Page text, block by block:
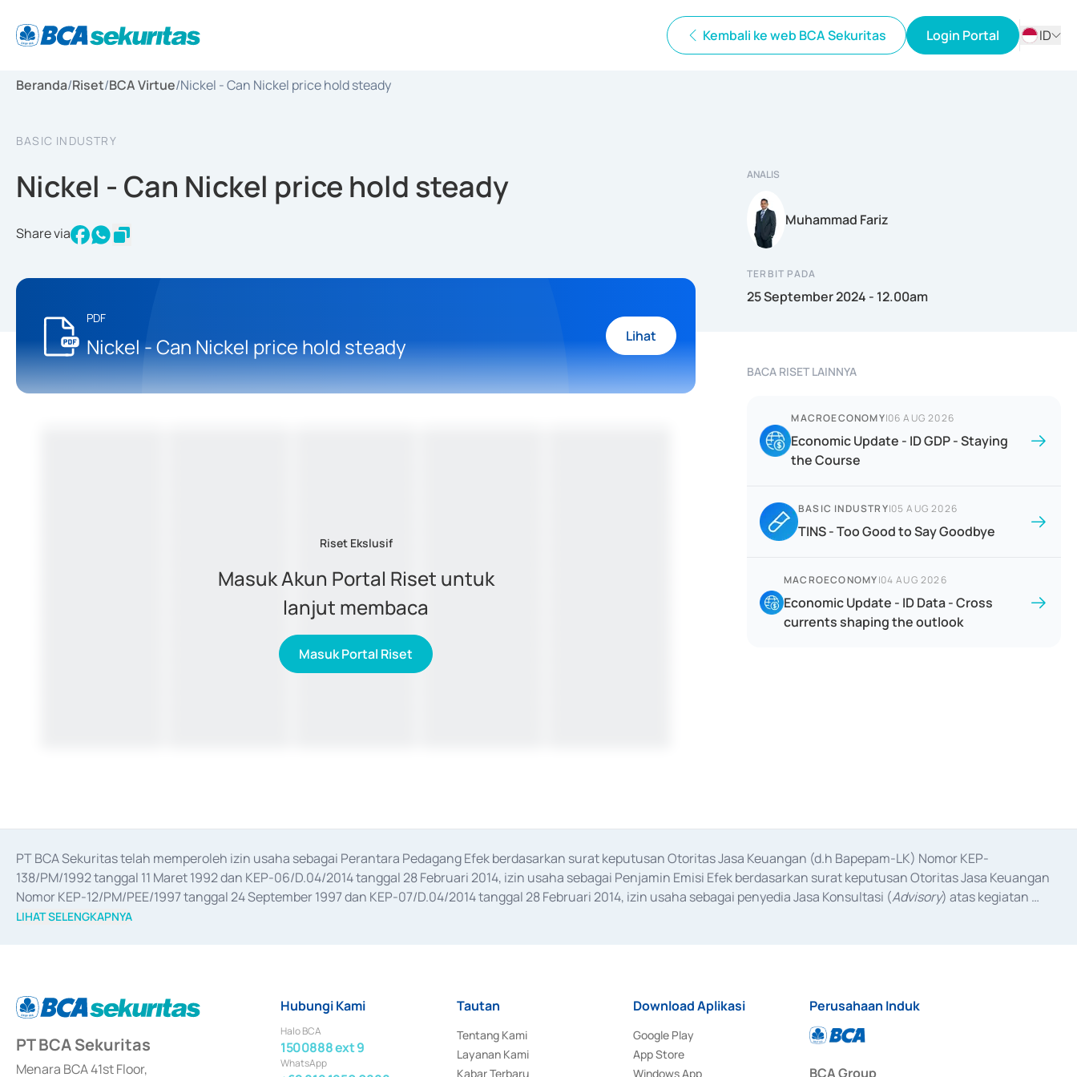
Kembali ke web BCA Sekuritas Login Portal
ID
Beranda/Riset/BCA Virtue/Nickel - Can Nickel price hold steady
BASIC INDUSTRY
Nickel - Can Nickel price hold steady
Share via
PDF
Nickel - Can Nickel price hold steady Lihat
ANALIS
Muhammad Fariz
TERBIT PADA
25 September 2024 - 12.00am
Riset Ekslusif
Masuk Akun Portal Riset untuk
lanjut membaca
Masuk Portal Riset
BACA RISET LAINNYA
MACROECONOMY|06 AUG 2026
Economic Update - ID GDP - Staying
the Course
BASIC INDUSTRY|05 AUG 2026
TINS - Too Good to Say Goodbye
MACROECONOMY|04 AUG 2026
Economic Update - ID Data - Cross
currents shaping the outlook
PT BCA Sekuritas telah memperoleh izin usaha sebagai Perantara Pedagang Efek berdasarkan surat keputusan Otoritas Jasa Keuangan (d.h Bapepam-LK) Nomor KEP-
138/PM/1992 tanggal 11 Maret 1992 dan KEP-06/D.04/2014 tanggal 28 Februari 2014, izin usaha sebagai Penjamin Emisi Efek berdasarkan surat keputusan Otoritas Jasa Keuangan
Nomor KEP-12/PM/PEE/1997 tanggal 24 September 1997 dan KEP-07/D.04/2014 tanggal 28 Februari 2014, izin usaha sebagai penyedia Jasa Konsultasi (Advisory) atas kegiatan
merger, akuisisi, divestasi, dan
LIHAT SELENGKAPNYA
PT BCA Sekuritas
Menara BCA 41st Floor,
Hubungi Kami
Halo BCA
1500888 ext 9
WhatsApp
Tautan
Tentang Kami
Layanan Kami
Kabar Terbaru
Download Aplikasi
Google Play
App Store
Windows App
Perusahaan Induk
BCA Group